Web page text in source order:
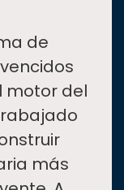
de
motor del
más